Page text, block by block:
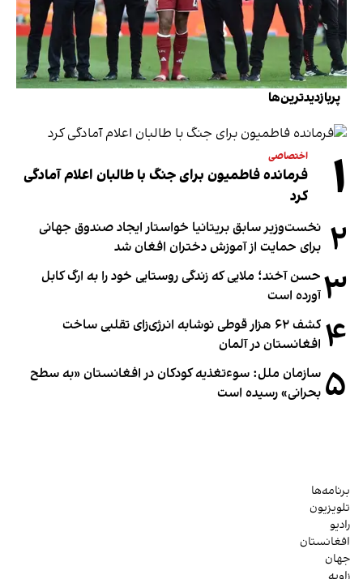
پربازدیدترین‌ها
۱ اختصاصی
فرمانده فاطمیون برای جنگ با طالبان اعلام آمادگی
کرد
۲ نخست‌وزیر سابق بریتانیا خواستار ایجاد صندوق جهانی
برای حمایت از آموزش دختران افغان شد
۳ حسن آخند؛ ملایی که زندگی روستایی خود را به ارگ کابل
آورده است
۴
کشف ۶۲ هزار قوطی نوشابه انرژی‌زای تقلبی ساخت
افغانستان در آلمان
۵ سازمان ملل: سوء‌تغذیه کودکان در افغانستان «به سطح
بحرانی» رسیده است
برنامه‌ها
تلویزیون
رادیو
افغانستان
جهان